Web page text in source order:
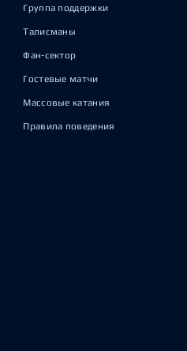
Группа поддержки
Талисманы
Фан-сектор
Гостевые матчи
Массовые катания
Правила поведения